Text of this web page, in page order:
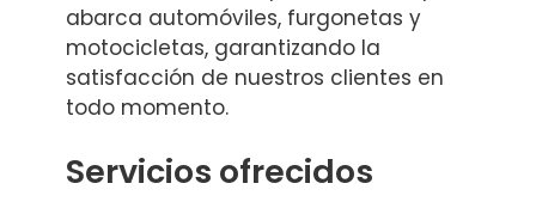
abarca automóviles, furgonetas y
motocicletas, garantizando la
satisfacción de nuestros clientes en
todo momento.
Servicios ofrecidos